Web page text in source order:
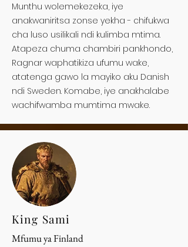
Munthu wolemekezeka, iye
anakwaniritsa zonse yekha - chifukwa
cha luso usilikali ndi kulimba mtima.
Atapeza chuma chambiri pankhondo,
Ragnar waphatikiza ufumu wake,
atatenga gawo la mayiko aku Danish
ndi Sweden. Komabe, iye anakhalabe
wachifwamba mumtima mwake.
King Sami
Mfumu ya Finland